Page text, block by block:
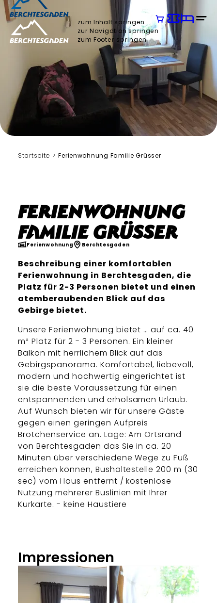
zum Inhalt springen
zur Navigation springen
zum Footer springen
Startseite Ferienwohnung Familie Grüsser
Ferienwohnung
Familie Grüsser
Ferienwohnung Berchtesgaden
Beschreibung einer komfortablen
Ferienwohnung in Berchtesgaden, die
Platz für 2-3 Personen bietet und einen
atemberaubenden Blick auf das
Gebirge bietet.
Unsere Ferienwohnung bietet … auf ca. 40
m² Platz für 2 - 3 Personen. Ein kleiner
Balkon mit herrlichem Blick auf das
Gebirgspanorama. Komfortabel, liebevoll,
modern und hochwertig eingerichtet ist
sie die beste Voraussetzung für einen
entspannenden und erholsamen Urlaub.
Auf Wunsch bieten wir für unsere Gäste
gegen einen geringen Aufpreis
Brötchenservice an. Lage: Am Ortsrand
von Berchtesgaden das Sie in ca. 20
Minuten über verschiedene Wege zu Fuß
erreichen können, Bushaltestelle 200 m (30
sec) vom Haus entfernt / kostenlose
Nutzung mehrerer Buslinien mit Ihrer
Kurkarte. - keine Haustiere
Impressionen